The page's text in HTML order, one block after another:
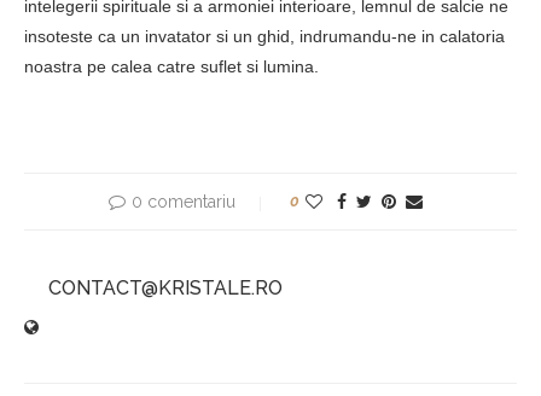
intelegerii spirituale si a armoniei interioare, lemnul de salcie ne
insoteste ca un invatator si un ghid, indrumandu-ne in calatoria
noastra pe calea catre suflet si lumina.
0 comentariu 0
CONTACT@KRISTALE.RO